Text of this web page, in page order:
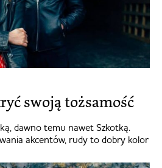
swoją tożsamość
dawno temu nawet Szkotką.
akcentów, rudy to dobry kolor